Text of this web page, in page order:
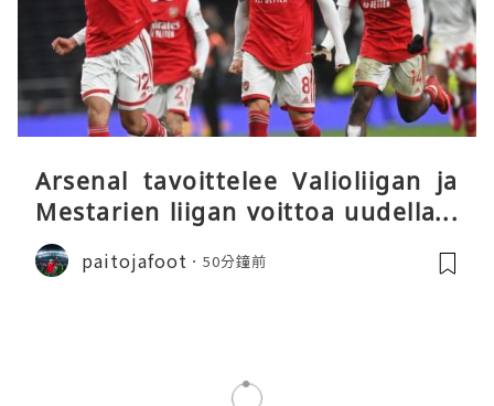
Arsenal tavoittelee Valioliigan ja
Mestarien liigan voittoa uudella k
audella
paitojafoot 50分鐘前